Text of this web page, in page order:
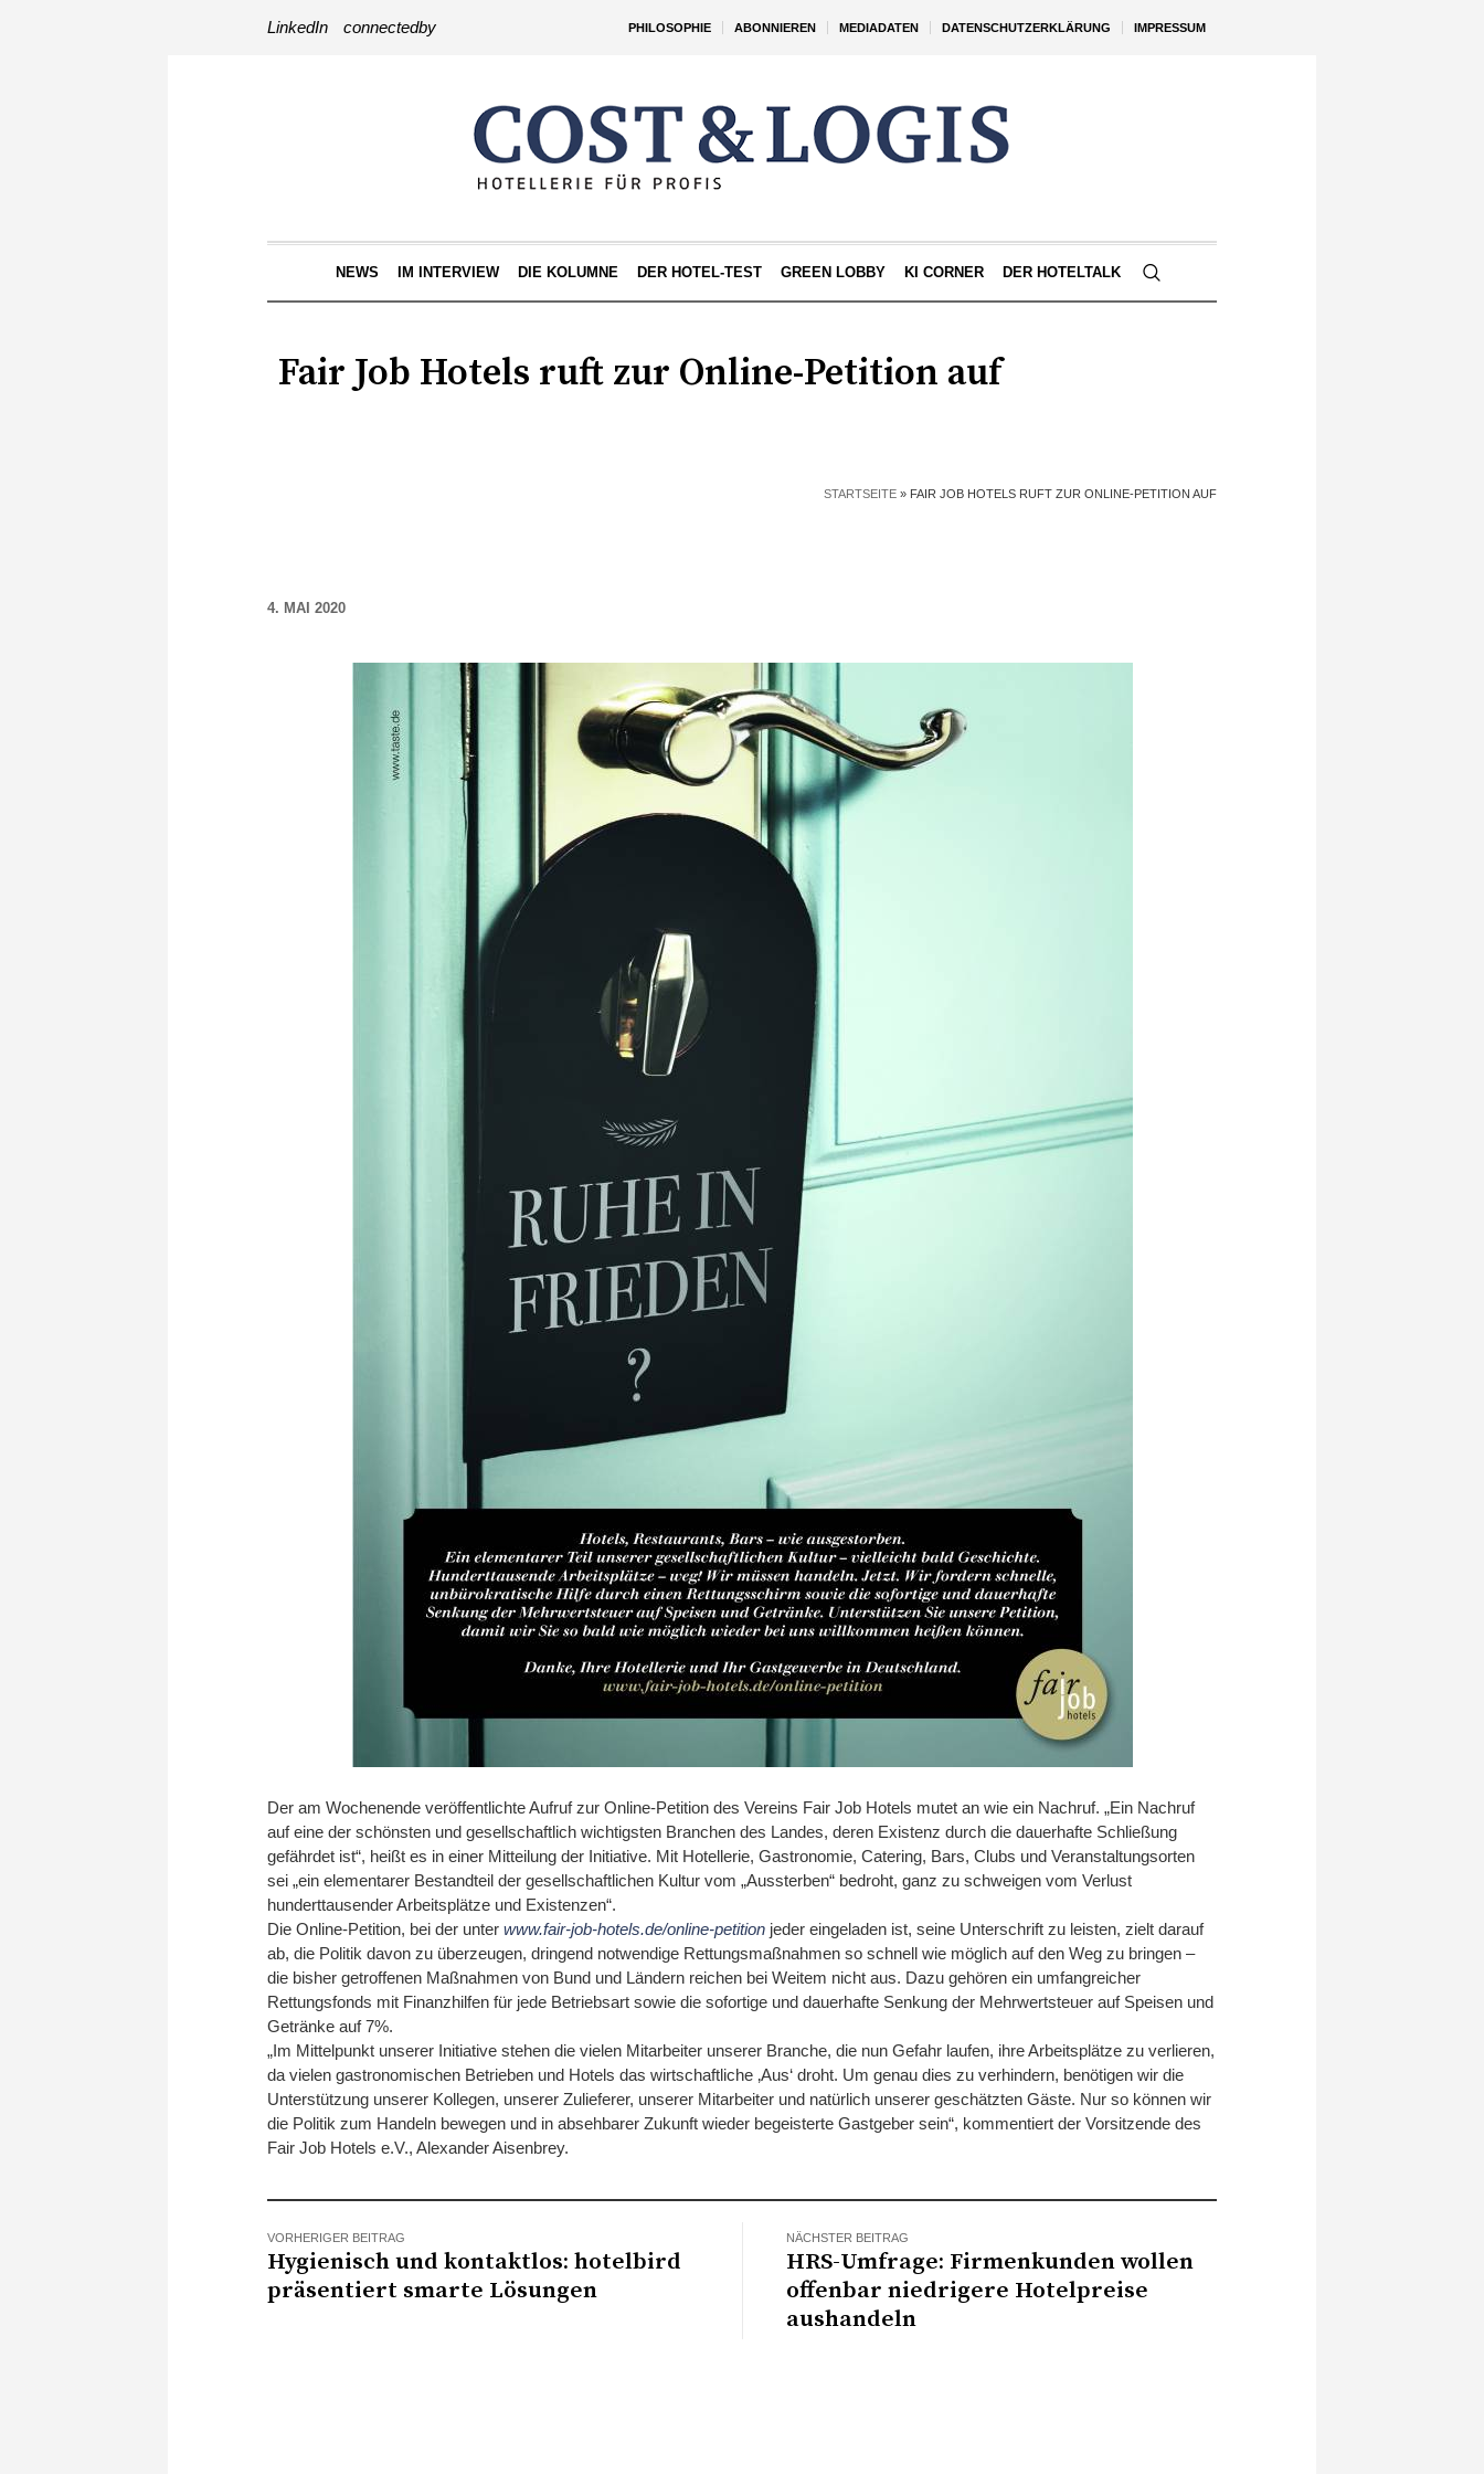
PHILOSOPHIE ABONNIEREN MEDIADATEN DATENSCHUTZERKLÄRUNG IMPRESSUM
LinkedIn connectedby
NEWS IM INTERVIEW DIE KOLUMNE DER HOTEL-TEST GREEN LOBBY KI CORNER DER HOTELTALK
Fair Job Hotels ruft zur Online-Petition auf
STARTSEITE » FAIR JOB HOTELS RUFT ZUR ONLINE-PETITION AUF
4. MAI 2020
Der am Wochenende veröffentlichte Aufruf zur Online-Petition des Vereins Fair Job Hotels mutet an wie ein Nachruf. „Ein Nachruf
auf eine der schönsten und gesellschaftlich wichtigsten Branchen des Landes, deren Existenz durch die dauerhafte Schließung
gefährdet ist“, heißt es in einer Mitteilung der Initiative. Mit Hotellerie, Gastronomie, Catering, Bars, Clubs und Veranstaltungsorten
sei „ein elementarer Bestandteil der gesellschaftlichen Kultur vom „Aussterben“ bedroht, ganz zu schweigen vom Verlust
hunderttausender Arbeitsplätze und Existenzen“.
Die Online-Petition, bei der unter www.fair-job-hotels.de/online-petition jeder eingeladen ist, seine Unterschrift zu leisten, zielt darauf
ab, die Politik davon zu überzeugen, dringend notwendige Rettungsmaßnahmen so schnell wie möglich auf den Weg zu bringen –
die bisher getroffenen Maßnahmen von Bund und Ländern reichen bei Weitem nicht aus. Dazu gehören ein umfangreicher
Rettungsfonds mit Finanzhilfen für jede Betriebsart sowie die sofortige und dauerhafte Senkung der Mehrwertsteuer auf Speisen und
Getränke auf 7%.
„Im Mittelpunkt unserer Initiative stehen die vielen Mitarbeiter unserer Branche, die nun Gefahr laufen, ihre Arbeitsplätze zu verlieren,
da vielen gastronomischen Betrieben und Hotels das wirtschaftliche ‚Aus‘ droht. Um genau dies zu verhindern, benötigen wir die
Unterstützung unserer Kollegen, unserer Zulieferer, unserer Mitarbeiter und natürlich unserer geschätzten Gäste. Nur so können wir
die Politik zum Handeln bewegen und in absehbarer Zukunft wieder begeisterte Gastgeber sein“, kommentiert der Vorsitzende des
Fair Job Hotels e.V., Alexander Aisenbrey.
VORHERIGER BEITRAG
Hygienisch und kontaktlos: hotelbird
präsentiert smarte Lösungen
NÄCHSTER BEITRAG
HRS-Umfrage: Firmenkunden wollen
offenbar niedrigere Hotelpreise
aushandeln